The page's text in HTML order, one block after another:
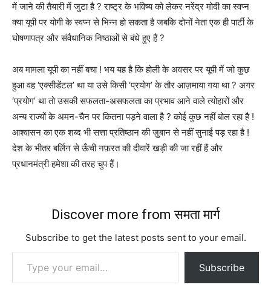
में जाने की तैयारी में जुटा है ? राष्ट्र के भविष्य को लेकर नरेंद्र मोदी का स्वप्न
क्या यूपी पर योगी के स्वप्न से भिन्न हो सकता है जबकि दोनों नेता एक ही पार्टी के
घोषणापत्र और संवैधानिक निष्ठाओं से बंधे हुए हैं ?
अब मामला यूपी का नहीं बचा ! भय यह है कि होली के अवसर पर यूपी में जो कुछ
हुआ वह ‘एक्सीडेंटल’ था या उसे किसी ‘प्रयोग’ के तौर आज़माया गया था ? अगर
‘प्रयोग’ था तो उसकी सफलता-असफलता का प्रभाव आने वाले त्योहारों और
अन्य राज्यों के अमन-चैन पर कितना पड़ने वाला है ? कोई कुछ नहीं बोल रहा है !
आश्वासन का एक शब्द भी सत्ता प्रतिष्ठान की ज़ुबान से नहीं सुनाई पड़ रहा है !
देश के भीतर बर्लिन से ऊँची नफ़रत की दीवारें खड़ी की जा रहीं हैं और
प्रधानमंत्री हमेशा की तरह चुप हैं।
Discover more from समता मार्ग
Subscribe to get the latest posts sent to your email.
Type your email…
Subscribe